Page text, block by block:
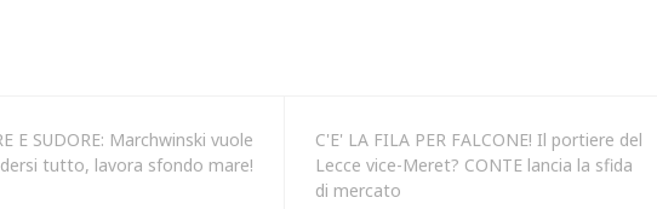
E SUDORE: Marchwinski vuole
tutto, lavora sfondo mare!
C'E' LA FILA PER FALCONE! Il portiere del
Lecce vice-Meret? CONTE lancia la sfida
di mercato